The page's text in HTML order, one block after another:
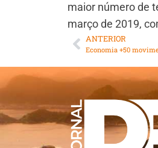
maior número de
março de 2019,
ANTERIOR